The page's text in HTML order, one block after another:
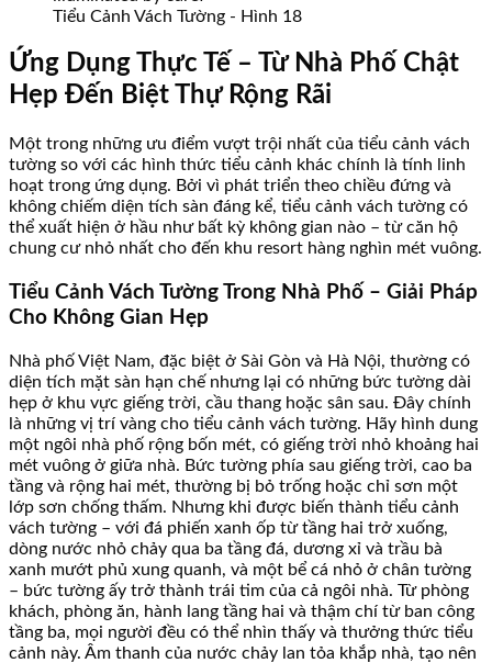
Tiểu Cảnh Vách Tường - Hình 18
Ứng Dụng Thực Tế – Từ Nhà Phố Chật
Hẹp Đến Biệt Thự Rộng Rãi
Một trong những ưu điểm vượt trội nhất của tiểu cảnh vách
tường so với các hình thức tiểu cảnh khác chính là tính linh
hoạt trong ứng dụng. Bởi vì phát triển theo chiều đứng và
không chiếm diện tích sàn đáng kể, tiểu cảnh vách tường có
thể xuất hiện ở hầu như bất kỳ không gian nào – từ căn hộ
chung cư nhỏ nhất cho đến khu resort hàng nghìn mét vuông.
Tiểu Cảnh Vách Tường Trong Nhà Phố – Giải Pháp
Cho Không Gian Hẹp
Nhà phố Việt Nam, đặc biệt ở Sài Gòn và Hà Nội, thường có
diện tích mặt sàn hạn chế nhưng lại có những bức tường dài
hẹp ở khu vực giếng trời, cầu thang hoặc sân sau. Đây chính
là những vị trí vàng cho tiểu cảnh vách tường. Hãy hình dung
một ngôi nhà phố rộng bốn mét, có giếng trời nhỏ khoảng hai
mét vuông ở giữa nhà. Bức tường phía sau giếng trời, cao ba
tầng và rộng hai mét, thường bị bỏ trống hoặc chỉ sơn một
lớp sơn chống thấm. Nhưng khi được biến thành tiểu cảnh
vách tường – với đá phiến xanh ốp từ tầng hai trở xuống,
dòng nước nhỏ chảy qua ba tầng đá, dương xỉ và trầu bà
xanh mướt phủ xung quanh, và một bể cá nhỏ ở chân tường
– bức tường ấy trở thành trái tim của cả ngôi nhà. Từ phòng
khách, phòng ăn, hành lang tầng hai và thậm chí từ ban công
tầng ba, mọi người đều có thể nhìn thấy và thưởng thức tiểu
cảnh này. Âm thanh của nước chảy lan tỏa khắp nhà, tạo nên